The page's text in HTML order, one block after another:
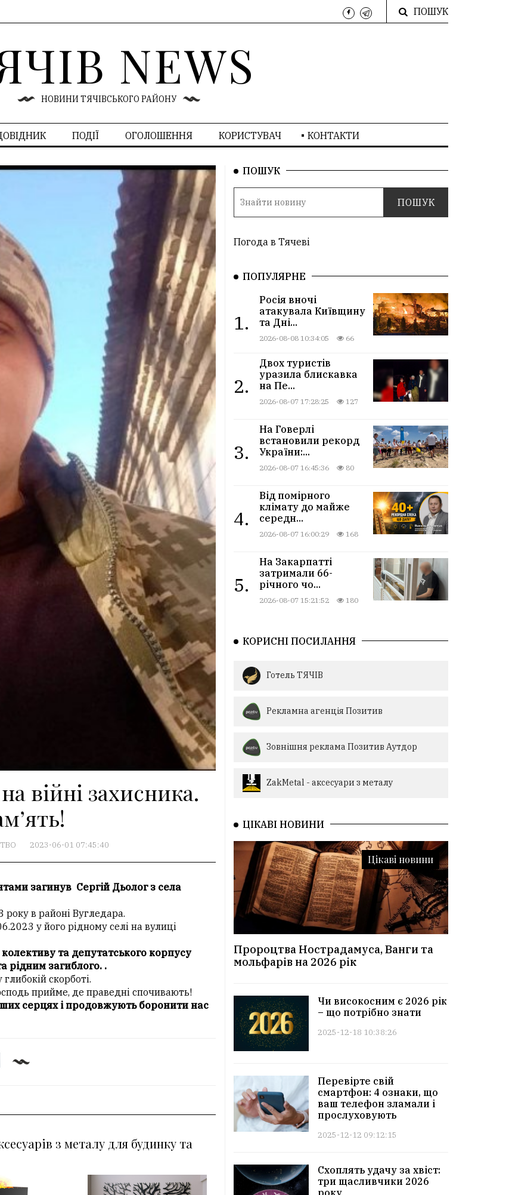
ПОШУК
NEWS
НОВИНИ ТЯЧІВСЬКОГО РАЙОНУ
ПОДІЇ ОГОЛОШЕННЯ КОРИСТУВАЧ КОНТАКТИ
війні захисника.
2023-06-01 07:45:40
загинув Сергій Дьолог з села
в районі Вугледара.
у його рідному селі на вулиці
та депутатського корпусу
рідним загиблого. .
скорботі.
прийме, де праведні спочивають!
серцях і продовжують боронити нас
з металу для будинку та
ПОШУК
Погода в Тячеві
ПОПУЛЯРНЕ
1.
Росія вночі
атакувала Київщину
та Дні...
2026-08-08 10:34:05 66
2.
Двох туристів
уразила блискавка
на Пе...
2026-08-07 17:28:25 127
3.
На Говерлі
встановили рекорд
України:...
2026-08-07 16:45:36 80
4.
Від помірного
клімату до майже
середн...
2026-08-07 16:00:29 168
5.
На Закарпатті
затримали 66-
річного чо...
2026-08-07 15:21:52 180
КОРИСНІ ПОСИЛАННЯ
Готель ТЯЧІВ
Рекламна агенція Позитив
Зовнішня реклама Позитив Аутдор
ZakMetal - аксесуари з металу
ЦІКАВІ НОВИНИ
Цікаві новини
Пророцтва Нострадамуса, Ванги та
мольфарів на 2026 рік
Чи високосним є 2026 рік
– що потрібно знати
2025-12-18 10:38:26
Перевірте свій
смартфон: 4 ознаки, що
ваш телефон зламали і
прослуховують
2025-12-12 09:12:15
Схоплять удачу за хвіст:
три щасливчики 2026